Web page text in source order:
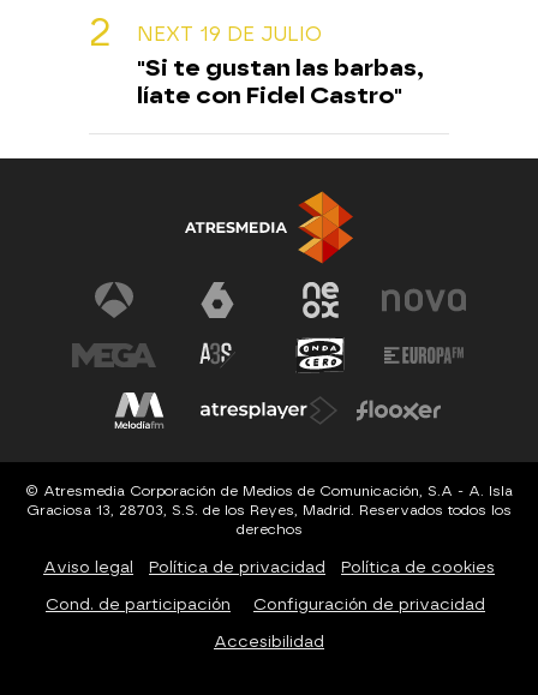
NEXT 19 DE JULIO
"Si te gustan las barbas,
líate con Fidel Castro"
© Atresmedia Corporación de Medios de Comunicación, S.A - A. Isla
Graciosa 13, 28703, S.S. de los Reyes, Madrid. Reservados todos los
derechos
Aviso legal Política de privacidad Política de cookies
Cond. de participación Configuración de privacidad
Accesibilidad